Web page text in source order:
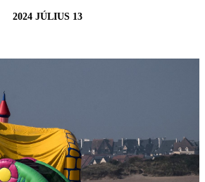
2024 JÚLIUS 13